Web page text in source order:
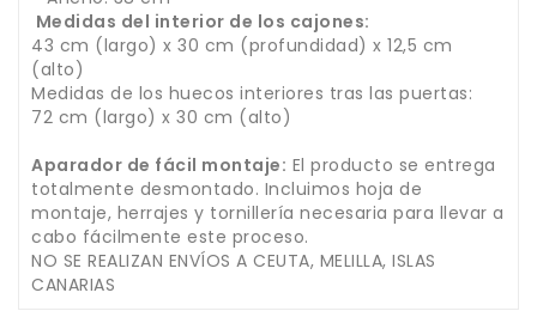
Medidas del interior de los cajones:
43 cm (largo) x 30 cm (profundidad) x 12,5 cm
(alto)
Medidas de los huecos interiores tras las puertas:
72 cm (largo) x 30 cm (alto)
Aparador de fácil montaje: El producto se entrega
totalmente desmontado. Incluimos hoja de
montaje, herrajes y tornillería necesaria para llevar a
cabo fácilmente este proceso.
NO SE REALIZAN ENVÍOS A CEUTA, MELILLA, ISLAS
CANARIAS